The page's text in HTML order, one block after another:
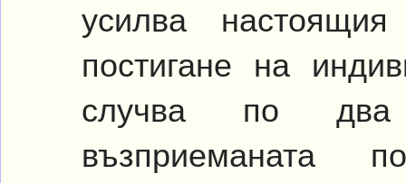
усилва
постигане на
случва по
възприеманата